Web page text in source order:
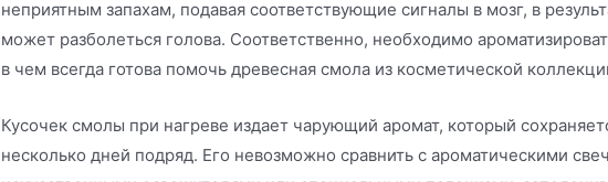
неприятным запахам, подавая соответствующие сигналы в мозг, в
может разболеться голова. Соответственно, необходимо
в чем всегда готова помочь древесная смола из косметической
Кусочек смолы при нагреве издает чарующий аромат, который
несколько дней подряд. Его невозможно сравнить с ароматическими